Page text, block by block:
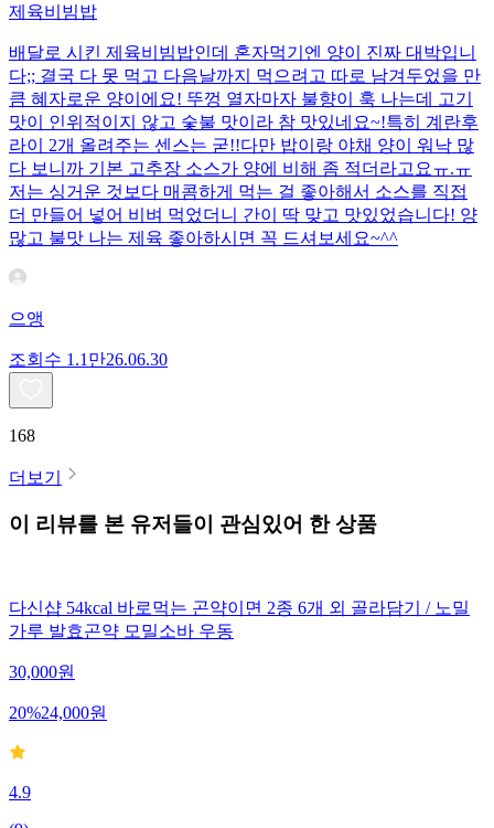
제육비빔밥
배달로 시킨 제육비빔밥인데 혼자먹기엔 양이 진짜 대박입니
다;; 결국 다 못 먹고 다음날까지 먹으려고 따로 남겨두었을 만
큼 혜자로운 양이에요! 뚜껑 열자마자 불향이 훅 나는데 고기
맛이 인위적이지 않고 숯불 맛이라 참 맛있네요~!특히 계란후
라이 2개 올려주는 센스는 굳!! ​다만 밥이랑 야채 양이 워낙 많
다 보니까 기본 고추장 소스가 양에 비해 좀 적더라고요ㅠ.ㅠ
저는 싱거운 것보다 매콤하게 먹는 걸 좋아해서 소스를 직접
더 만들어 넣어 비벼 먹었더니 간이 딱 맞고 맛있었습니다! 양
많고 불맛 나는 제육 좋아하시면 꼭 드셔보세요~^^
으앵
조회수 1.1만26.06.30
168
더보기
이 리뷰를 본 유저들이 관심있어 한 상품
다신샵 54kcal 바로먹는 곤약이면 2종 6개 외 골라담기 / 노밀
가루 발효곤약 모밀소바 우동
30,000원
20%24,000원
4.9